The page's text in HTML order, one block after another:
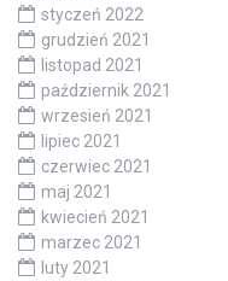
styczeń 2022
grudzień 2021
listopad 2021
październik 2021
wrzesień 2021
lipiec 2021
czerwiec 2021
maj 2021
kwiecień 2021
marzec 2021
luty 2021